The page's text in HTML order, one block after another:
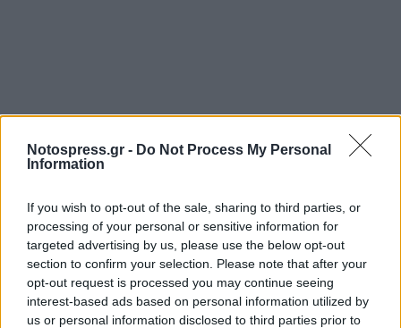
Notospress.gr - Do Not Process My Personal
Information
If you wish to opt-out of the sale, sharing to third parties, or
processing of your personal or sensitive information for
targeted advertising by us, please use the below opt-out
section to confirm your selection. Please note that after your
opt-out request is processed you may continue seeing
interest-based ads based on personal information utilized by
us or personal information disclosed to third parties prior to
Σχετικά Άρθρα